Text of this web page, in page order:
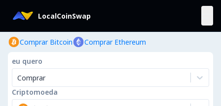
LocalCoinSwap
Comprar Bitcoin Comprar Ethereum
eu quero
Comprar
Criptomoeda